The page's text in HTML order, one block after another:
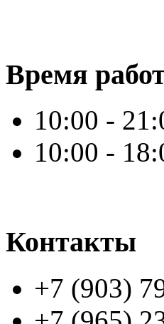
Время
10:00 -
10:00 -
Контакты
+7 (903)